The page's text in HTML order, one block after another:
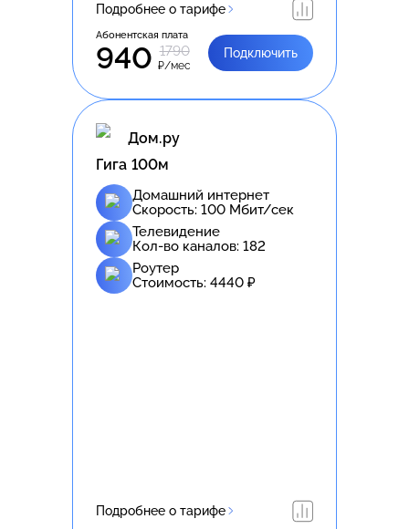
Подробнее о тарифе
Абонентская плата
940 1790
₽/мес
Подключить
Дом.ру
Гига 100м
Домашний интернет
Скорость: 100 Мбит/сек
Телевидение
Кол-во каналов: 182
Роутер
Стоимость: 4440 ₽
Подробнее о тарифе